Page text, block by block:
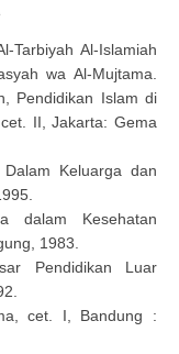
Tarbiyah Al-Islamiah
wa Al-Mujtama.
Pendidikan Islam di
II, Jakarta: Gema
Keluarga dan
dalam Kesehatan
1983.
Pendidikan Luar
cet. I, Bandung :